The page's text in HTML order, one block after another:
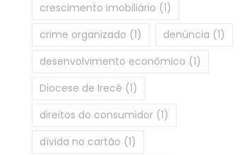
crescimento imobiliário (1)
crime organizado (1) denúncia (1)
desenvolvimento econômico (1)
Diocese de Irecê (1)
direitos do consumidor (1)
dívida no cartão (1)